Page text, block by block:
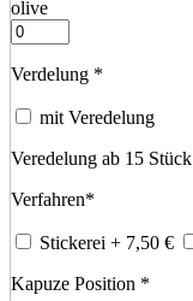
olive
Verdelung *
mit Veredelung
Veredelung ab 15 Stück
Verfahren*
Stickerei + 7,50 €
Kapuze Position *